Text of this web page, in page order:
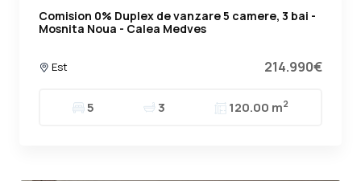
Comision 0% Duplex de vanzare 5 camere, 3 bai -
Mosnita Noua - Calea Medves
Est 214.990€
5 3 120.00 m2